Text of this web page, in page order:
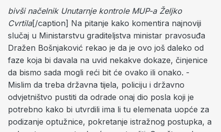
bivši načelnik Unutarnje kontrole MUP-a Željko
Cvrtila[/caption] Na pitanje kako komentira najnoviji
slučaj u Ministarstvu graditeljstva ministar pravosuđa
Dražen Bošnjaković rekao je da je ovo još daleko od
faze koja bi davala na uvid nekakve dokaze, činjenice
da bismo sada mogli reći bit će ovako ili onako. -
Mislim da treba državna tijela, policiju i državno
odvjetništvo pustiti da odrade onaj dio posla koji je
potrebno kako bi utvrdili ima li tu elemenata uopće za
podizanje optužnice, pokretanje istražnog postupka, a